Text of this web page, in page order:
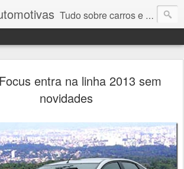
Tudo sobre carros e motores
entra na linha 2013 sem
novidades